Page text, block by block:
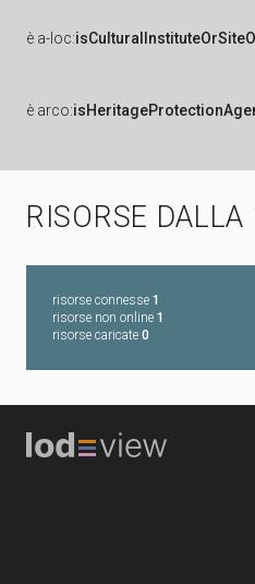
è a-loc:
è arco:
RISORSE
risorse connesse 1
risorse non online 1
risorse caricate 0